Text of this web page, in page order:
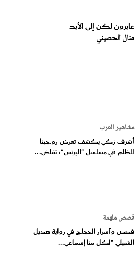
عابرون لكن إلى الأبد
منال الحصيني
مشاهير العرب
أشرف زكي يكشف تعرض روجينا
للظلم في مسلسل "البرنس": تقاض...
قصص ملهمة
قصص وأسرار الحجاج في رواية هديل
الشبيلي "لكل منا إسماعي...